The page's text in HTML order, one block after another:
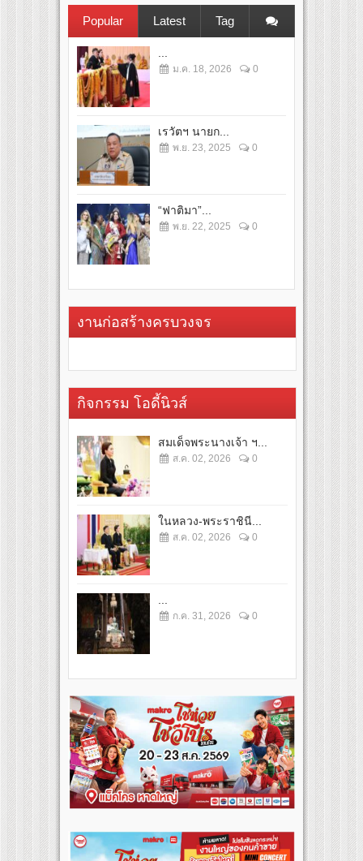
Popular Latest Tag
...
ม.ค. 18, 2026 0
เรวัตฯ นายก...
พ.ย. 23, 2025 0
“ฟาติมา”...
พ.ย. 22, 2025 0
งานก่อสร้างครบวงจร
กิจกรรม โอดี้นิวส์
สมเด็จพระนางเจ้า ฯ...
ส.ค. 02, 2026 0
ในหลวง-พระราชินี...
ส.ค. 02, 2026 0
...
ก.ค. 31, 2026 0